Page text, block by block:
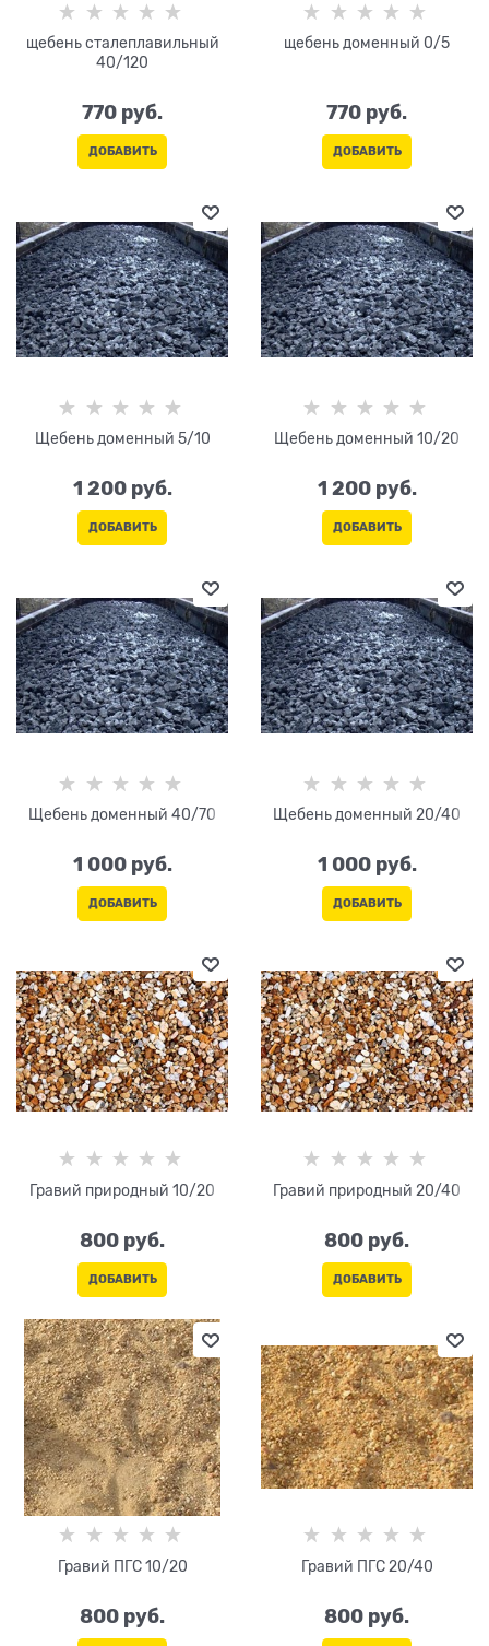
щебень сталеплавильный
40/120
770 руб.
ДОБАВИТЬ
щебень доменный 0/5
770 руб.
ДОБАВИТЬ
Щебень доменный 5/10
1 200 руб.
ДОБАВИТЬ
Щебень доменный 10/20
1 200 руб.
ДОБАВИТЬ
Щебень доменный 40/70
1 000 руб.
ДОБАВИТЬ
Щебень доменный 20/40
1 000 руб.
ДОБАВИТЬ
Гравий природный 10/20
800 руб.
ДОБАВИТЬ
Гравий природный 20/40
800 руб.
ДОБАВИТЬ
Гравий ПГС 10/20
800 руб.
Гравий ПГС 20/40
800 руб.